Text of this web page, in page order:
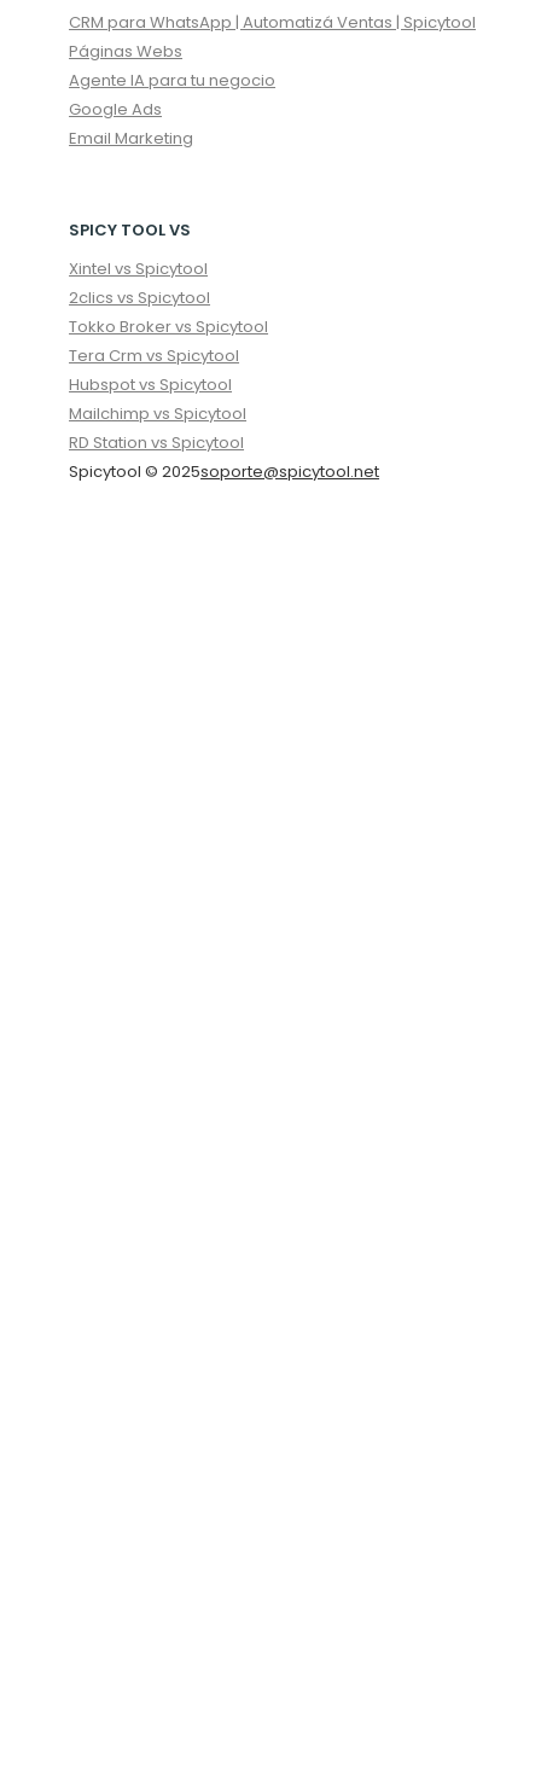
CRM para WhatsApp | Automatizá Ventas | Spicytool
Páginas Webs
Agente IA para tu negocio
Google Ads
Email Marketing
SPICY TOOL VS
Xintel vs Spicytool
2clics vs Spicytool
Tokko Broker vs Spicytool
Tera Crm vs Spicytool
Hubspot vs Spicytool
Mailchimp vs Spicytool
RD Station vs Spicytool
Spicytool © 2025soporte@spicytool.net